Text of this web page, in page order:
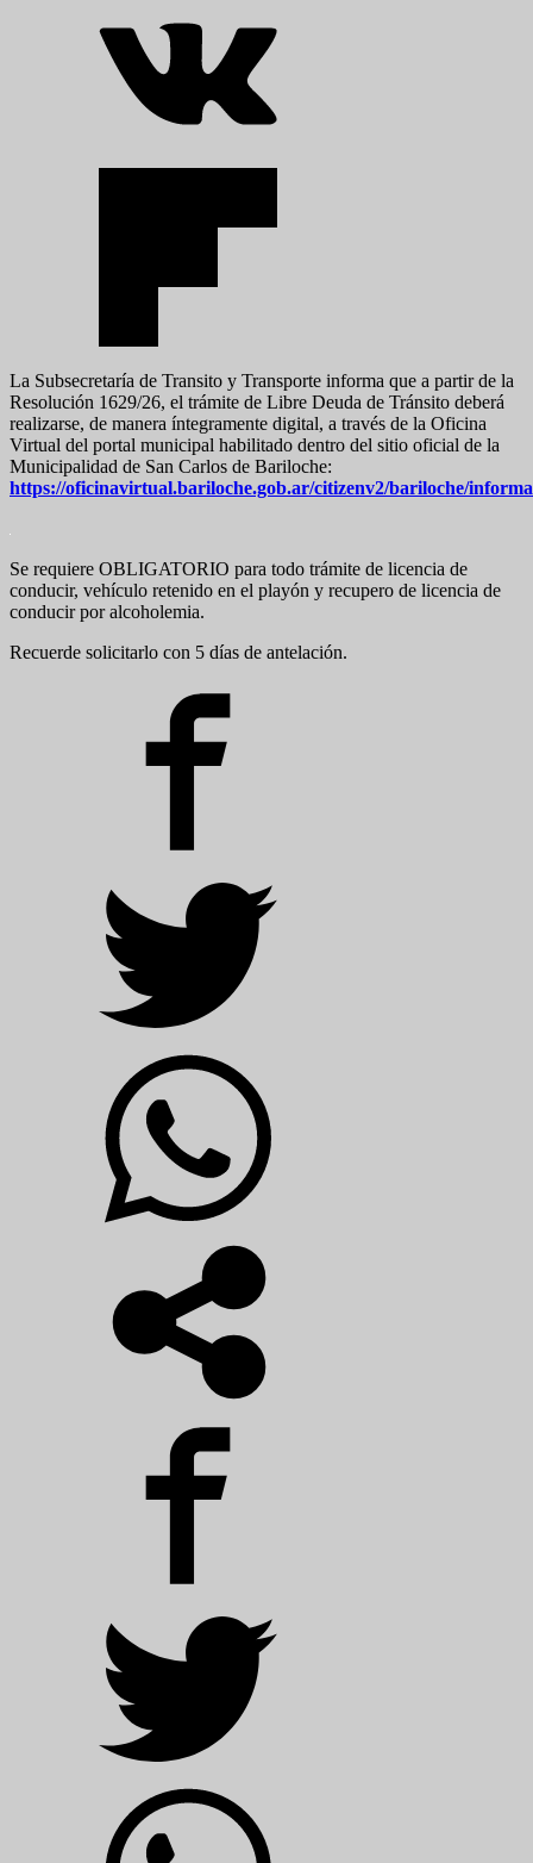
La Subsecretaría de Transito y Transporte informa que a partir de la
Resolución 1629/26, el trámite de Libre Deuda de Tránsito deberá
realizarse, de manera íntegramente digital, a través de la Oficina
Virtual del portal municipal habilitado dentro del sitio oficial de la
Municipalidad de San Carlos de Bariloche:
https://oficinavirtual.bariloche.gob.ar/citizenv2/bariloche/
Se requiere OBLIGATORIO para todo trámite de licencia de
conducir, vehículo retenido en el playón y recupero de licencia de
conducir por alcoholemia.
Recuerde solicitarlo con 5 días de antelación.